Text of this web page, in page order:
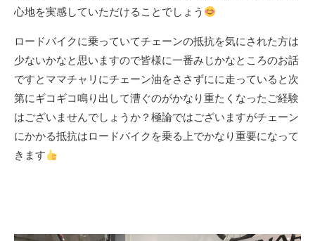
心地を実感していただけることでしょう
ロードバイクに乗っていてチェーンの抵抗を気にされた方は
少ないかなと思いますので皆様に一番みじかなところのお話
ですとママチャリにチェーン油をささずにに走っていると次
第にギコギコ鳴り出して漕ぐのがかなり重たくなったご経験
はございませんでしょうか？極論ではございますがチェーン
にかかる抵抗はロードバイクを乗る上でかなり重要になって
きます